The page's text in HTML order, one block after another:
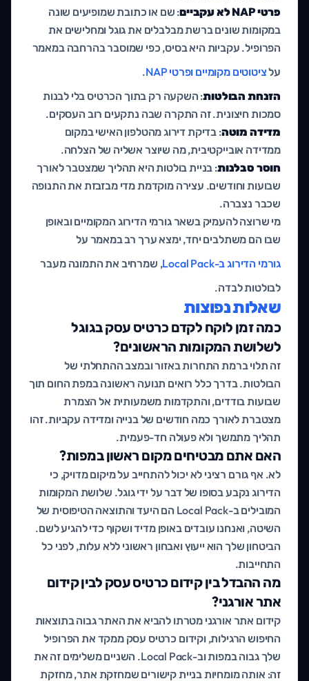
פרטי NAP לא עקביים
: שם או כתובת שמופיעים שונה
במקומות שונים ברשת מבלבלים את גוגל ומחלישים את
הפרופיל. עקביות היא בסיס, כפי שמוסבר בהרחבה במאמר
עלציטוטים מקומיים ופרטי NAP
.
הזנחת הבולטות: השקעה רק בתוך הכרטיס בלי לבנות
סמכות חיצונית. זה התקרה שבה נתקעים רוב העסקים.
מדידה מוטה: בדיקת דירוג מהטלפון האישי במקום
ממדידה אובייקטיבית, מה שיוצר אשליה של הצלחה.
חוסר סבלנות: בניית בולטות היא תהליך שמצטבר לאורך
שבועות וחודשים. עצירה מוקדמת מדי מבזבזת את התנופה
שכבר נצברה.
מי שרוצה להעמיק בשאר גורמי הדירוג המקומיים ובאופן
שבו הם משתלבים יחד, ימצא ערך רב במאמר על
גורמי הדירוג ב-Local Pack
, שמרחיב את התמונה מעבר
לבולטות לבדה.
שאלות נפוצות
כמה זמן לוקח לקדם כרטיס עסק בגוגל
לשלושת המקומות הראשונים?
זה תלוי ברמת התחרות באזור ובמצב ההתחלתי של
הבולטות. בדרך כלל רואים תנועה ראשונה במפת החום תוך
שבועות בודדים, והתקדמות משמעותית אל הצמרת
מצטברת לאורך כמה חודשים של בנייה ומדידה עקביות. זהו
תהליך מתמשך ולא פעולה חד-פעמית.
האם אתם מבטיחים מקום ראשון במפות?
לא. אף גורם רציני לא יכול להתחייב על מיקום מדויק, כי
הדירוג נקבע בסופו של דבר על ידי גוגל. שלושת המקומות
המובילים ב-Local Pack הם היעד והתוצאה הטיפוסית של
השיטה, ואנחנו עובדים באופן מדיד ושקוף כדי להגיע לשם.
הביטחון שלך הוא ייעוץ ואבחון ראשוני ללא עלות, לפני כל
התחייבות.
מה ההבדל בין קידום כרטיס עסק לבין קידום
אתר אורגני?
קידום אתר אורגני מטרתו להביא את האתר גבוה בתוצאות
החיפוש הרגילות, וקידום כרטיס עסק ממקד את הפרופיל
שלך גבוה במפות וב-Local Pack. השניים משלימים זה את
זה: אותה מומחיות בניית קישורים שמחזקת אתר, מחזקת